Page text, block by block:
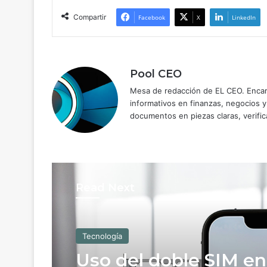
Compartir Facebook X LinkedIn
Pool CEO
Mesa de redacción de EL CEO.
informativos en finanzas, negocios
documentos en piezas claras,
Read Next
Tecnología
Uso del doble SIM en